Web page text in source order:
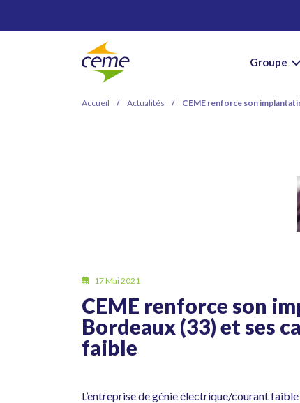
Groupe
Accueil / Actualités / CEME renforce son
17 Mai 2021
CEME renforce son
Bordeaux (33) et ses
faible
L’entreprise de génie électrique/courant